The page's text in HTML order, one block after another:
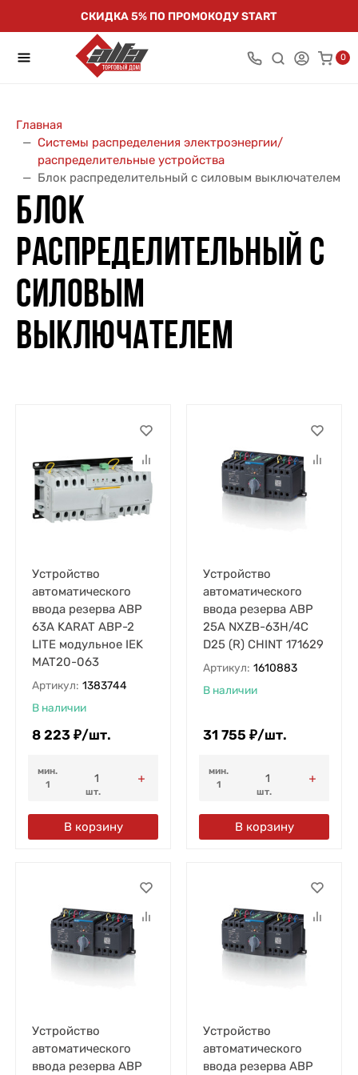
СКИДКА 5% ПО ПРОМОКОДУ START
0
Главная
Системы распределения электроэнергии/
распределительные устройства
Блок распределительный с силовым выключателем
БЛОК
РАСПРЕДЕЛИТЕЛЬНЫЙ С
СИЛОВЫМ
ВЫКЛЮЧАТЕЛЕМ
Устройство
автоматического
ввода резерва АВР
63А KARAT АВР-2
LITE модульное IEK
MAT20-063
Артикул: 1383744
В наличии
8 223 ₽/шт.
мин.
1
шт.
В корзину
Устройство
автоматического
ввода резерва АВР
25А NXZB-63H/4C
D25 (R) CHINT 171629
Артикул: 1610883
В наличии
31 755 ₽/шт.
мин.
1
шт.
В корзину
Устройство
автоматического
ввода резерва АВР
Устройство
автоматического
ввода резерва АВР